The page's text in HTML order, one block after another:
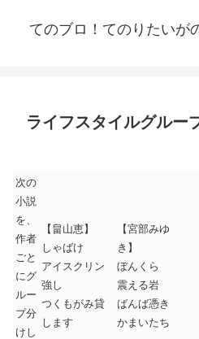
てのブロ！てのりたいが
ライフスタイルグルー
次の
小説
を、
作者
ごと
にグ
ルー
プ分
けし
【畠山恵】
しゃばけ
アイスクリン
強し
つくもがみ貸
します
【宮部みゆ
き】
ぼんくら
震える岩
ばんば憑き
かまいたち